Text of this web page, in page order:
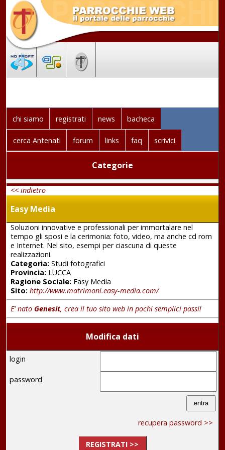
chi siamo registrati news bacheca
cerca Antenati forum links faq scrivici
Categorie
<< indietro
Easy Media
Soluzioni innovative e professionali per immortalare nel
tempo gli sposi e la cerimonia: foto, video, ma anche cd rom
e Internet. Nel sito, esempi per ciascuna di queste
realizzazioni.
Categoria:Studi fotografici
Provincia:LUCCA
Ragione Sociale:Easy Media
Sito: http://www.matrimoni.easy-media.com/
E' nato Genesit, crea il tuo sito web in pochi semplici passi!
Modifica dati
login
password
recupera password >>
REGISTRATI >>